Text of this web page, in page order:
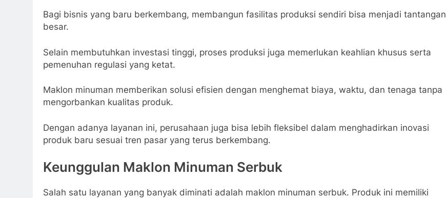
Bagi bisnis yang baru berkembang, membangun fasilitas produksi sendiri bisa menjadi tantangan
besar.
Selain membutuhkan investasi tinggi, proses produksi juga memerlukan keahlian khusus serta
pemenuhan regulasi yang ketat.
Maklon minuman memberikan solusi efisien dengan menghemat biaya, waktu, dan tenaga tanpa
mengorbankan kualitas produk.
Dengan adanya layanan ini, perusahaan juga bisa lebih fleksibel dalam menghadirkan inovasi
produk baru sesuai tren pasar yang terus berkembang.
Keunggulan Maklon Minuman Serbuk
Salah satu layanan yang banyak diminati adalah maklon minuman serbuk. Produk ini memiliki